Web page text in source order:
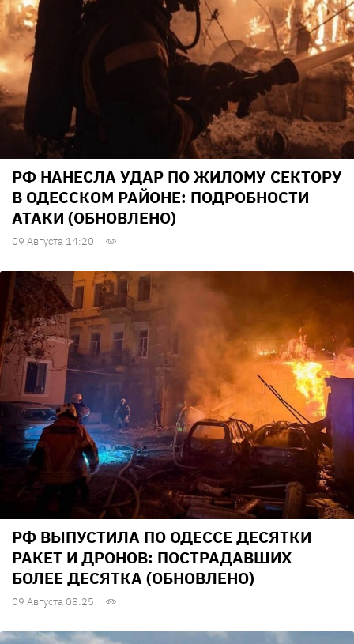
РФ НАНЕСЛА УДАР ПО ЖИЛОМУ СЕКТОРУ
В ОДЕССКОМ РАЙОНЕ: ПОДРОБНОСТИ
АТАКИ (ОБНОВЛЕНО)
09 Августа 14:20
РФ ВЫПУСТИЛА ПО ОДЕССЕ ДЕСЯТКИ
РАКЕТ И ДРОНОВ: ПОСТРАДАВШИХ
БОЛЕЕ ДЕСЯТКА (ОБНОВЛЕНО)
09 Августа 08:25